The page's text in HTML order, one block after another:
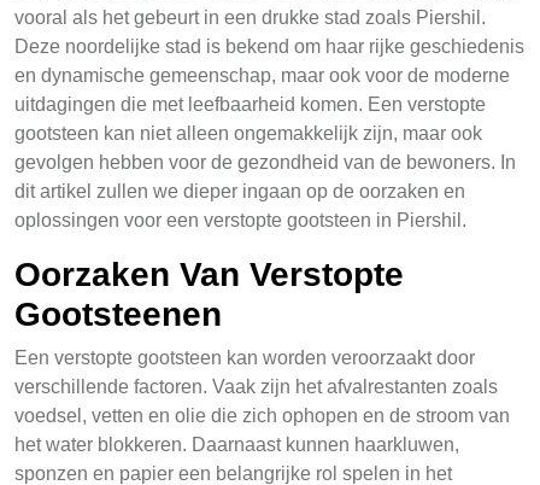
vooral als het gebeurt in een drukke stad zoals Piershil.
Deze noordelijke stad is bekend om haar rijke geschiedenis
en dynamische gemeenschap, maar ook voor de moderne
uitdagingen die met leefbaarheid komen. Een verstopte
gootsteen kan niet alleen ongemakkelijk zijn, maar ook
gevolgen hebben voor de gezondheid van de bewoners. In
dit artikel zullen we dieper ingaan op de oorzaken en
oplossingen voor een verstopte gootsteen in Piershil.
Oorzaken Van Verstopte
Gootsteenen
Een verstopte gootsteen kan worden veroorzaakt door
verschillende factoren. Vaak zijn het afvalrestanten zoals
voedsel, vetten en olie die zich ophopen en de stroom van
het water blokkeren. Daarnaast kunnen haarkluwen,
sponzen en papier een belangrijke rol spelen in het